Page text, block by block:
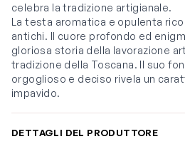
celebra la tradizione artigianale.
La testa aromatica e opulenta
antichi. Il cuore profondo ed
gloriosa storia della lavorazione
tradizione della Toscana. Il suo
orgoglioso e deciso rivela un
impavido.
DETTAGLI DEL PRODUTTORE